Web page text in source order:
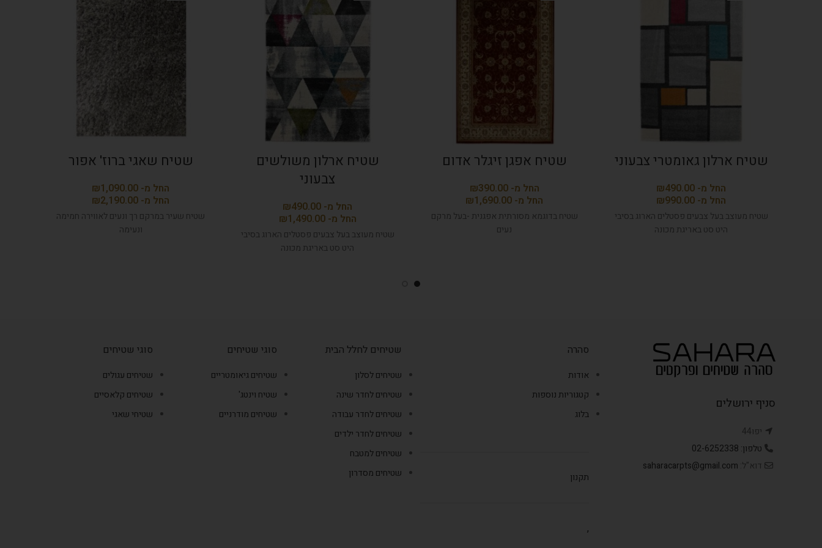
שטיח ארלון גאומטרי צבעוני
₪
₪
שטיח מעוצב בעל צבעים פסטלים הארוג בסיבי
היט סט באריגת מכונה
שטיח אפגן זיגלר אדום
₪
₪
שטיח בדוגמא מסורתית אפגנית -בעל מרקם
נעים
שטיח ארלון משולשים
צבעוני
₪
₪
שטיח מעוצב בעל צבעים פסטלים הארוג בסיבי
היט סט באריגת מכונה
שטיח שאגי ברוז' אפור
₪
₪
שטיח שעיר במרקם רך ונעים לאווירה חמימה
ונעימה
סניף ירושלים
יפו44
טלפון: 02-6252338
דוא"ל: saharacarpts@gmail.com
סהרה
אודות
קטגוריות נוספות
בלוג
תקנון
,
שטיחים לחלל הבית
שטיחים לסלון
שטיחים לחדר שינה
שטיחים לחדר עבודה
שטיחים לחדר ילדים
שטיחים למטבח
שטיחים מסדרון
סוגי שטיחים
שטיחים גיאומטריים
שטיח וינטג'
שטיחים מודרניים
סוגי שטיחים
שטיחים עגולים
שטיחים קלאסיים
שטיחי שאגי